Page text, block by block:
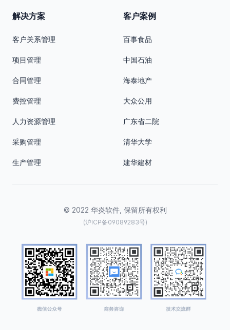
解决方案
客户关系管理
项目管理
合同管理
费控管理
人力资源管理
采购管理
生产管理
客户案例
百事食品
中国石油
海泰地产
大众公用
广东省二院
清华大学
建华建材
© 2022 华炎软件, 保留所有权利
(沪ICP备09089283号)